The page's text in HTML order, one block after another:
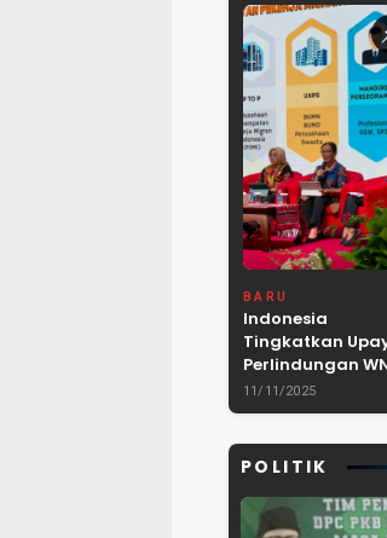
BARU
Indonesia
Tingkatkan
Perlindungan
dan
TPPO di Asia
11/11/2025
POLITIK